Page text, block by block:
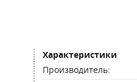
Характеристики
Производитель: